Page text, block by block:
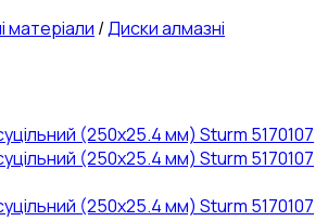
матеріали /Диски алмазні